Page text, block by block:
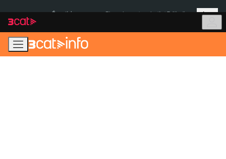
navegació
principal
contingut
Més